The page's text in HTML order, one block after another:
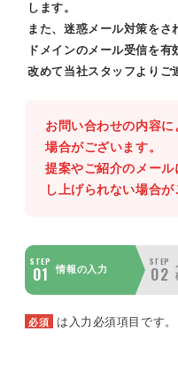
します。
また、迷惑メール対策をさ
ドメインのメール受信を有
改めて当社スタッフよりご
お問い合わせの内容
場合がございます。
提案やご紹介のメー
し上げられない場合が
STEP
01 情報の入力
STEP
02
必須 は入力必須項目です。